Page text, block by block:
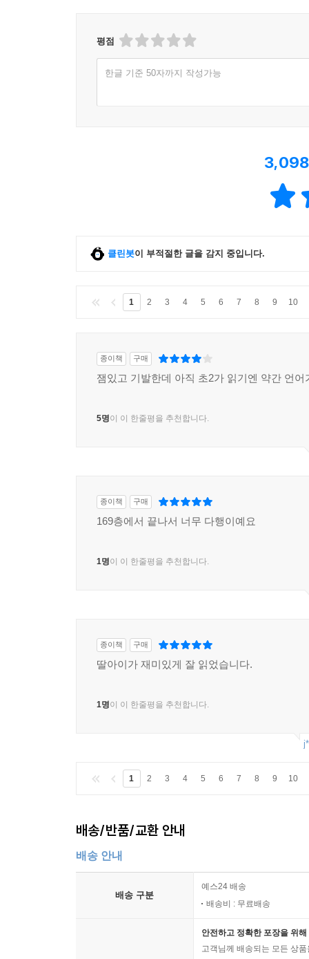
평점
한글 기준 50자까지 작성가능
3,098
클린봇이 부적절한 글을 감지 중입니다.
1 2 3 4 5 6 7 8 9 10
종이책 구매
잼있고 기발한데 아직 초2가 읽기엔 약간 언어
5명이 이 한줄평을 추천합니다.
종이책 구매
169층에서 끝나서 너무 다행이예요
1명이 이 한줄평을 추천합니다.
종이책 구매
딸아이가 재미있게 잘 읽었습니다.
1명이 이 한줄평을 추천합니다.
1 2 3 4 5 6 7 8 9 10
배송/반품/교환 안내
배송 안내
배송 구분
예스24 배송
배송비 : 무료배송
안전하고 정확한 포장을 위
고객님께 배송되는 모든 상